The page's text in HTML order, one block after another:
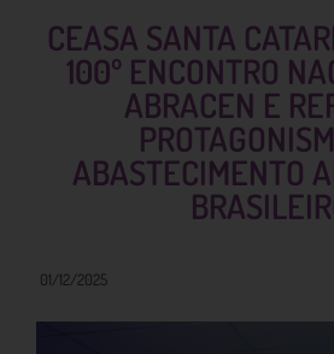
CEASA SANTA
100º ENCONTRO
ABRACEN E
ABASTECIMENTO
01/12/2025